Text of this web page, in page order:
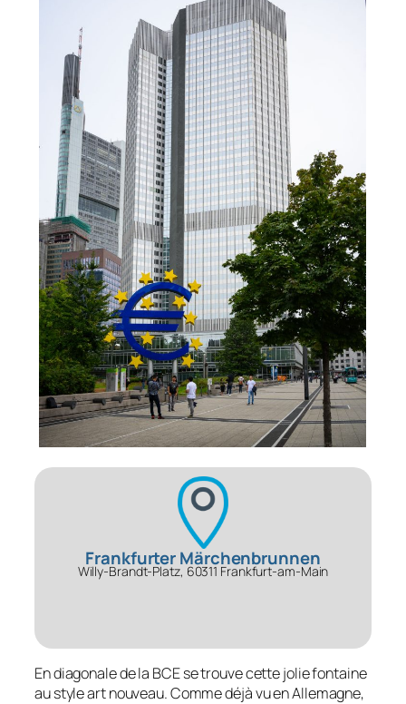
Frankfurter Märchenbrunnen
Willy-Brandt-Platz, 60311 Frankfurt-am-Main
En diagonale de la BCE se trouve cette jolie fontaine
au style art nouveau. Comme déjà vu en Allemagne,